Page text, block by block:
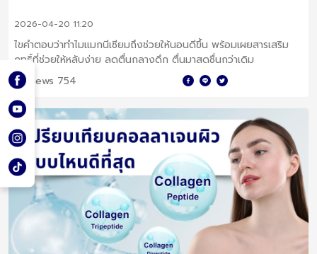
2026-04-20 11:20
ไขคำตอบว่าทำไมแมกนีเซียมถึงช่วยให้นอนดีขึ้น พร้อมเผยสารเสริม
ฤทธิ์ที่ช่วยให้หลับง่าย ลดตื่นกลางดึก ตื่นมาสดชื่นกว่าเดิม
Views 754